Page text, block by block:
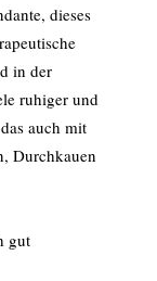
dieses
in der
ruhiger und
auch mit
Durchkauen
gut